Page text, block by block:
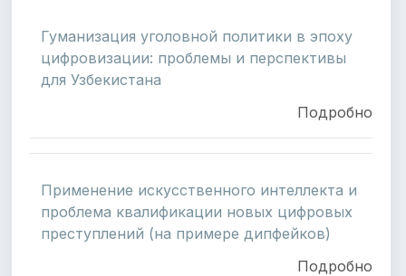
Гуманизация уголовной политики в эпоху
цифровизации: проблемы и перспективы
для Узбекистана
Подробно
Применение искусственного интеллекта и
проблема квалификации новых цифровых
преступлений (на примере дипфейков)
Подробно